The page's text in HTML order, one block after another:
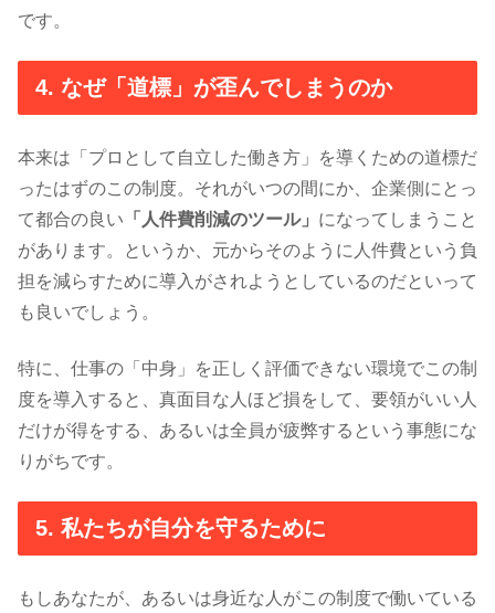
です。
4. なぜ「道標」が歪んでしまうのか
本来は「プロとして自立した働き方」を導くための道標だ
ったはずのこの制度。それがいつの間にか、企業側にとっ
て都合の良い 「人件費削減のツール」 になってしまうこと
があります。というか、元からそのように人件費という負
担を減らすために導入がされようとしているのだといって
も良いでしょう。
特に、仕事の「中身」を正しく評価できない環境でこの制
度を導入すると、真面目な人ほど損をして、要領がいい人
だけが得をする、あるいは全員が疲弊するという事態にな
りがちです。
5. 私たちが自分を守るために
もしあなたが、あるいは身近な人がこの制度で働いている